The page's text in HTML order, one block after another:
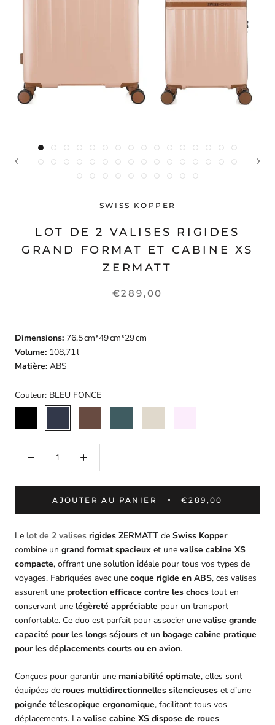
SWISS KOPPER
LOT DE 2 VALISES RIGIDES
GRAND FORMAT ET CABINE XS
ZERMATT
€289,00
Dimensions: 76,5 cm*49 cm*29 cm
Volume: 108,71 l
Matière: ABS
Couleur: BLEU FONCE
FONCE
FONCE
FONCE
AJOUTER AU PANIER €289,00
Le lot de 2 valises rigides ZERMATT de Swiss Kopper
combine un grand format spacieux et une valise cabine XS
compacte, offrant une solution idéale pour tous vos types de
voyages. Fabriquées avec une coque rigide en ABS, ces valises
assurent une protection efficace contre les chocs tout en
conservant une légèreté appréciable pour un transport
confortable. Ce duo est parfait pour associer une valise grande
capacité pour les longs séjours et un bagage cabine pratique
pour les déplacements courts ou en avion.
Conçues pour garantir une maniabilité optimale, elles sont
équipées de roues multidirectionnelles silencieuses et d’une
poignée télescopique ergonomique, facilitant tous vos
déplacements. La valise cabine XS dispose de roues